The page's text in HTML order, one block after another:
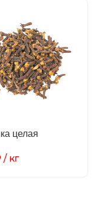
целая
/ кг